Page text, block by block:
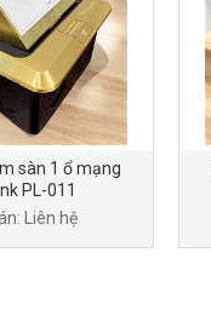
sàn 1 ổ mạng
PL-011
Liên hệ